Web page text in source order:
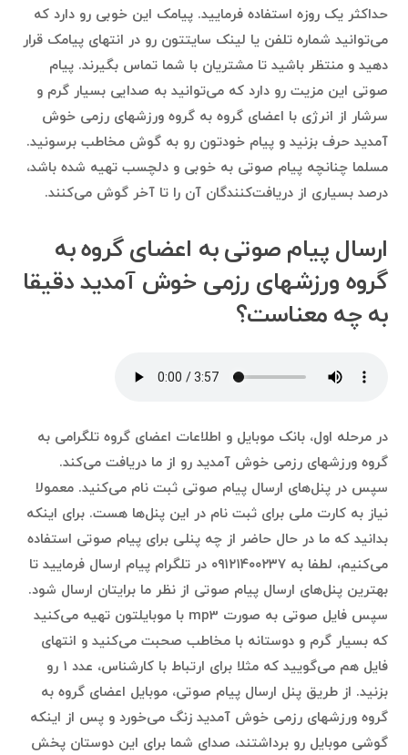
حداکثر یک روزه استفاده فرمایید. پیامک این خوبی رو دارد که
می‌توانید شماره تلفن یا لینک سایتتون رو در انتهای پیامک قرار
دهید و منتظر باشید تا مشتریان با شما تماس بگیرند. پیام
صوتی این مزیت رو دارد که می‌توانید به صدایی بسیار گرم و
سرشار از انرژی با اعضای گروه به گروه ورزشهای رزمی خوش
آمدید حرف بزنید و پیام خودتون رو به گوش مخاطب برسونید.
مسلما چنانچه پیام صوتی به خوبی و دلچسب تهیه شده باشد،
درصد بسیاری از دریافت‌کنندگان آن را تا آخر گوش می‌کنند.
ارسال پیام صوتی به اعضای گروه به
گروه ورزشهای رزمی خوش آمدید دقیقا
به چه معناست؟
در مرحله اول، بانک موبایل و اطلاعات اعضای گروه تلگرامی به
گروه ورزشهای رزمی خوش آمدید رو از ما دریافت می‌کند.
سپس در پنل‌های ارسال پیام صوتی ثبت نام می‌کنید. معمولا
نیاز به کارت ملی برای ثبت نام در این پنل‌ها هست. برای اینکه
بدانید که ما در حال حاضر از چه پنلی برای پیام صوتی استفاده
می‌کنیم، لطفا به ۰۹۱۲۱۴۰۰۲۳۷ در تلگرام پیام ارسال فرمایید تا
بهترین پنل‌های ارسال پیام صوتی از نظر ما برایتان ارسال شود.
سپس فایل صوتی به صورت mp3 با موبایلتون تهیه می‌کنید
که بسیار گرم و دوستانه با مخاطب صحبت می‌کنید و انتهای
فایل هم می‌گویید که مثلا برای ارتباط با کارشناس، عدد ۱ رو
بزنید. از طریق پنل ارسال پیام صوتی، موبایل اعضای گروه به
گروه ورزشهای رزمی خوش آمدید زنگ می‌خورد و پس از اینکه
گوشی موبایل رو برداشتند، صدای شما برای این دوستان پخش